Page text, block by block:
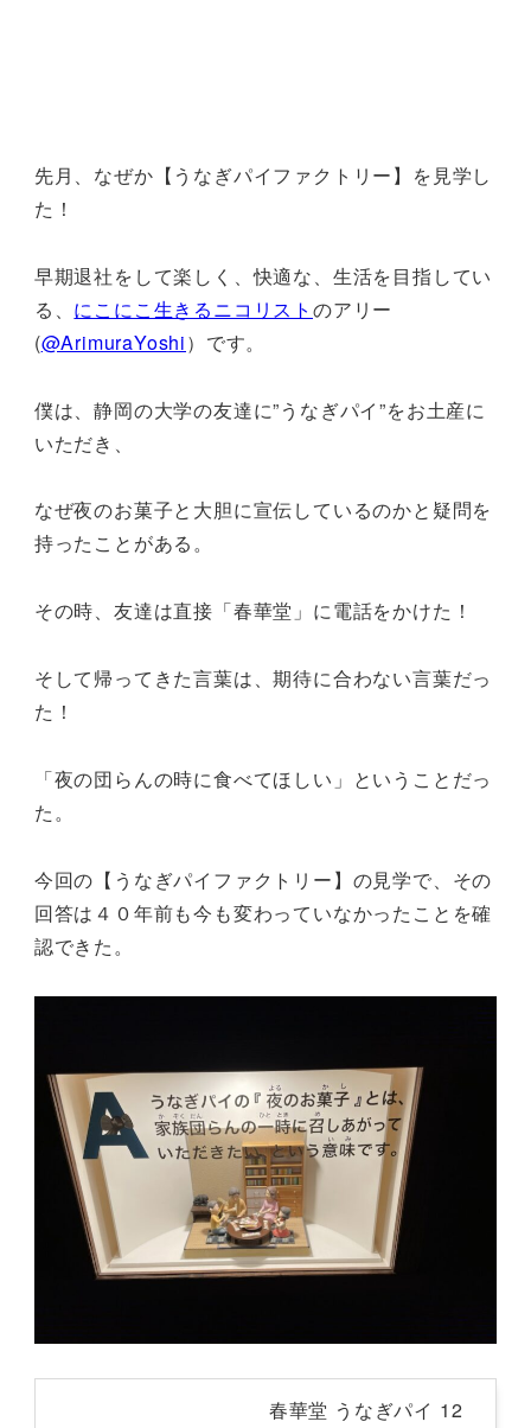
先月、なぜか【うなぎパイファクトリー】を見学し
た！
早期退社をして楽しく、快適な、生活を目指してい
る、 にこにこ生きるニコリストのアリー
(@ArimuraYoshi）です。
僕は、静岡の大学の友達に”うなぎパイ”をお土産に
いただき、
なぜ夜のお菓子と大胆に宣伝しているのかと疑問を
持ったことがある。
その時、友達は直接「春華堂」に電話をかけた！
そして帰ってきた言葉は、期待に合わない言葉だっ
た！
「夜の団らんの時に食べてほしい」ということだっ
た。
今回の【うなぎパイファクトリー】の見学で、その
回答は４０年前も今も変わっていなかったことを確
認できた。
春華堂 うなぎパイ 12